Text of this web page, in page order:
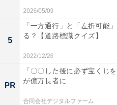
2026/05/09
5
「一方通行」と「左折可能
る？【道路標識クイズ】
2022/12/26
PR
「〇〇した後に必ず宝くじ
が億万長者に
合同会社デジタルファーム